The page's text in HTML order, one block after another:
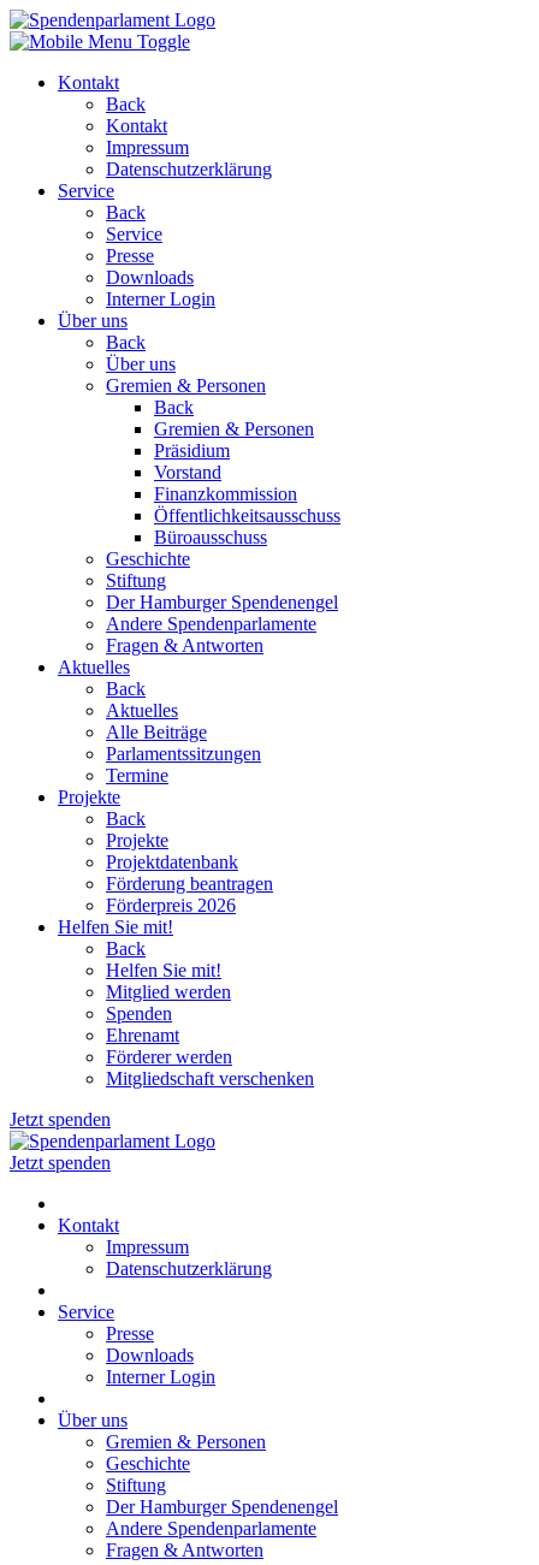
Kontakt
Back
Kontakt
Impressum
Datenschutzerklärung
Service
Back
Service
Presse
Downloads
Interner Login
Über uns
Back
Über uns
Gremien & Personen
Back
Gremien & Personen
Präsidium
Vorstand
Finanzkommission
Öffentlichkeitsausschuss
Büroausschuss
Geschichte
Stiftung
Der Hamburger Spendenengel
Andere Spendenparlamente
Fragen & Antworten
Aktuelles
Back
Aktuelles
Alle Beiträge
Parlamentssitzungen
Termine
Projekte
Back
Projekte
Projektdatenbank
Förderung beantragen
Förderpreis 2026
Helfen Sie mit!
Back
Helfen Sie mit!
Mitglied werden
Spenden
Ehrenamt
Förderer werden
Mitgliedschaft verschenken
Jetzt spenden
Jetzt spenden
Kontakt
Impressum
Datenschutzerklärung
Service
Presse
Downloads
Interner Login
Über uns
Gremien & Personen
Geschichte
Stiftung
Der Hamburger Spendenengel
Andere Spendenparlamente
Fragen & Antworten